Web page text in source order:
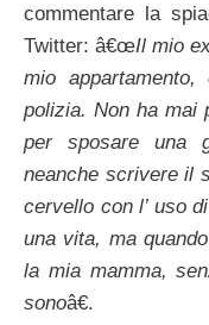
commentare la
Twitter: â€œIl mio
mio
polizia. Non ha mai
per sposare una
neanche scrivere il
cervello con l’ uso
una vita, ma
la mia mamma,
sonoâ€.